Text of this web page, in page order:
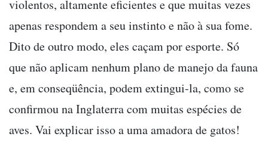
violentos, altamente eficientes e que muitas vezes
apenas respondem a seu instinto e não à sua fome.
Dito de outro modo, eles caçam por esporte. Só
que não aplicam nenhum plano de manejo da fauna
e, em conseqüência, podem extingui-la, como se
confirmou na Inglaterra com muitas espécies de
aves. Vai explicar isso a uma amadora de gatos!